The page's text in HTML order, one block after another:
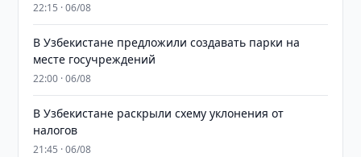
22:15 · 06/08
В Узбекистане предложили создавать парки на
месте госучреждений
22:00 · 06/08
В Узбекистане раскрыли схему уклонения от
налогов
21:45 · 06/08